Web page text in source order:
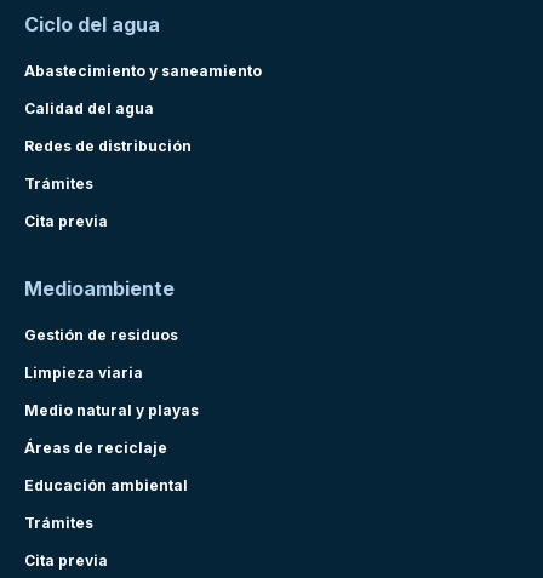
Ciclo del agua
Abastecimiento y saneamiento
Calidad del agua
Redes de distribución
Trámites
Cita previa
Medioambiente
Gestión de residuos
Limpieza viaria
Medio natural y playas
Áreas de reciclaje
Educación ambiental
Trámites
Cita previa